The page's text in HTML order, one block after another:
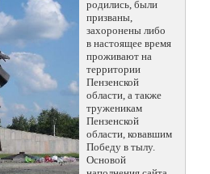
родились, были
призваны,
захоронены либо
в настоящее время
проживают на
территории
Пензенской
области, а также
труженикам
Пензенской
области, ковавшим
Победу в тылу.
Основой